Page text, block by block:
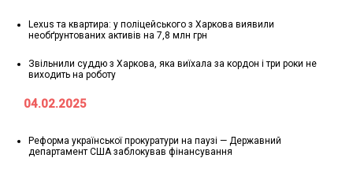
Lexus та квартира: у поліцейського з Харкова виявили
необґрунтованих активів на 7,8 млн грн
Звільнили суддю з Харкова, яка виїхала за кордон і три роки не
виходить на роботу
04.02.2025
Реформа української прокуратури на паузі — Державний
департамент США заблокував фінансування